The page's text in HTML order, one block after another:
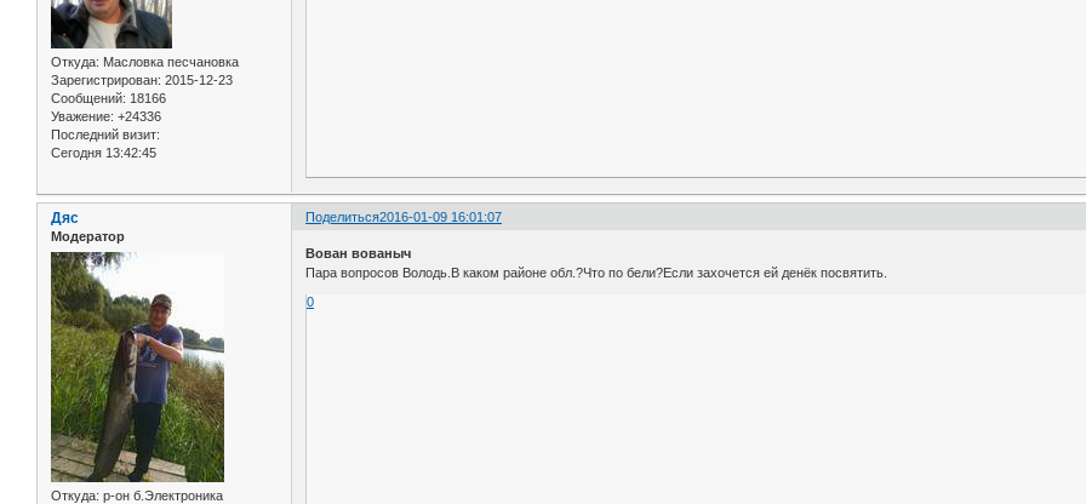
Откуда: Масловка песчановка
Зарегистрирован: 2015-12-23
Сообщений: 18166
Уважение: +24336
Последний визит:
Сегодня 13:42:45
Поделиться2016-01-09 16:01:07
Дяс
Модератор
Откуда: р-он б.Электроника
Вован вованыч
Пара вопросов Володь.В каком районе обл.?Что по бели?Если захочется ей денёк посвятить.
0